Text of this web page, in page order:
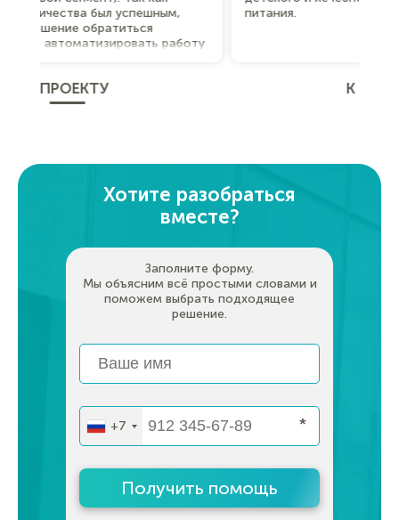
питания.
Хотите разобраться
вместе?
Заполните форму.
Мы объясним всё простыми словами и
поможем выбрать подходящее
решение.
*
+7
Получить помощь